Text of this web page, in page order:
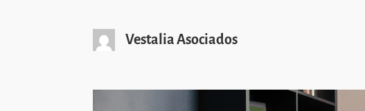
Vestalia Asociados